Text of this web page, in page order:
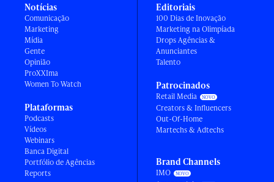
Notícias
Comunicação
Marketing
Mídia
Gente
Opinião
ProXXIma
Women To Watch
Plataformas
Podcasts
Vídeos
Webinars
Banca Digital
Portfólio de Agências
Reports
Editoriais
100 Dias de Inovação
Marketing na Olimpíada
Drops Agências &
Anunciantes
Talento
Patrocinados
Retail Media
Creators & Influencers
Out-Of-Home
Martechs & Adtechs
Brand Channels
IMO